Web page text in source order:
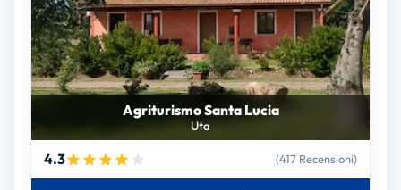
Agriturismo Santa Lucia
Uta
4.3 (417 Recensioni)